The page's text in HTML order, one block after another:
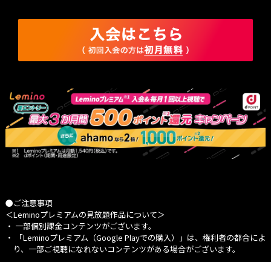
したことに起因する損害・不利益については責任を負いません。
10．ネットワーク環境の不具合やシステムメンテナンスなどにより
キャンペーンのご応募ができない場合であっても、当社は一切の
ト通信料など）はすべて応募者の負担になります。
12．本キャンペーンに関し当社が損害賠償責任を負う場合であって
も、その責任の範囲は、当社に故意または重大な過失があるとき
を除き、通常生ずべき直接かつ現実の損害（逸失利益を除きま
す）に限られるものとします。
■ 応募者の情報の取扱い
当社は、本キャンペーンの運営に関連して取得した応募者の個人情
報を、応募条件を満たしていることの確認、応募者へのご連絡、抽
●ご注意事項
＜Leminoプレミアムの見放題作品について＞
・ 一部個別課金コンテンツがございます。
・
「Leminoプレミアム（Google Playでの購入）」 は、権利者の都合によ
り、一部ご視聴になれないコンテンツがある場合がございます。